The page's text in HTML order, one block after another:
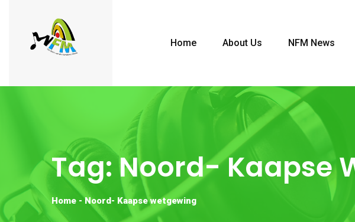
Home About Us NFM News
Tag:Noord- Kaapse
Home -Noord- Kaapse wetgewing